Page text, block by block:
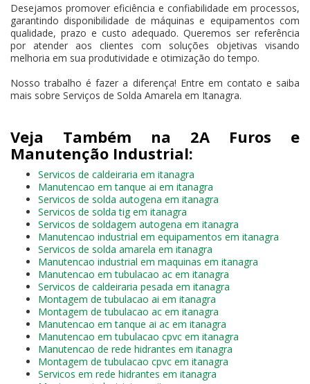
Desejamos promover eficiência e confiabilidade em processos,
garantindo disponibilidade de máquinas e equipamentos com
qualidade, prazo e custo adequado. Queremos ser referência
por atender aos clientes com soluções objetivas visando
melhoria em sua produtividade e otimização do tempo.
Nosso trabalho é fazer a diferença! Entre em contato e saiba
mais sobre Serviços de Solda Amarela em Itanagra.
Veja Também na 2A Furos e
Manutenção Industrial:
Servicos de caldeiraria em itanagra
Manutencao em tanque ai em itanagra
Servicos de solda autogena em itanagra
Servicos de solda tig em itanagra
Servicos de soldagem autogena em itanagra
Manutencao industrial em equipamentos em itanagra
Servicos de solda amarela em itanagra
Manutencao industrial em maquinas em itanagra
Manutencao em tubulacao ac em itanagra
Servicos de caldeiraria pesada em itanagra
Montagem de tubulacao ai em itanagra
Montagem de tubulacao ac em itanagra
Manutencao em tanque ai ac em itanagra
Manutencao em tubulacao cpvc em itanagra
Manutencao de rede hidrantes em itanagra
Montagem de tubulacao cpvc em itanagra
Servicos em rede hidrantes em itanagra